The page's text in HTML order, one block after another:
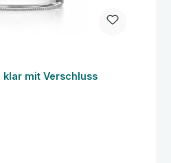
mit Verschluss